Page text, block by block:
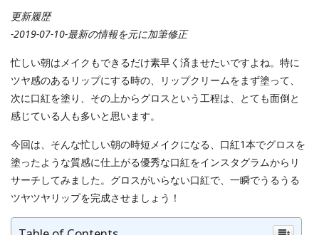
更新履歴
-2019-07-10-最新の情報を元に加筆修正
忙しい朝はメイクもできるだけ素早く済ませたいですよね。特に
ツヤ感のあるリップにする時の、リップクリームをまず塗って、
次に口紅を塗り、その上からグロスという工程は、とても面倒と
感じている人も多いと思います。
今回は、そんな忙しい朝の時短メイクになる、口紅1本でグロスを
塗ったような質感に仕上がる優秀な口紅をインスタグラムからリ
サーチしてみました。グロスがいらない口紅で、一瞬でうるうる
ツヤツヤリップを完成させましょう！